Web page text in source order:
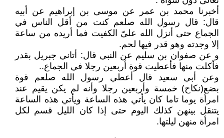
أخبرنا محمد بن عمر عن موسى بن إبراهيم عن أبيه
قال: قال رسول الله صلعم كنت من أقل الناس في
الجماع حتى أنزل الله علىّ الكفيت فما أريده من ساعة
إلا وجدته وهو قدر فيها لحم.
و عن صفوان بن سليم عن النبي قال: أتاني جبريل بقدر
فأكلت منها فأعطيت قوة أربعين رجلا في الجماع..
وعن أبي سعيد قال أعطي رسول الله صلعم قوة
بضع(نكاح) خمسة وأربعين رجلا وأنه لم يكن يقيم عند
امرأة يوما تاما كان يأتي هذه الساعة ويأتي هذه الساعة
يتنقل بينهن كذلك اليوم حتى إذا كان الليل قسم لكل
امرأة منهن ليلتها.